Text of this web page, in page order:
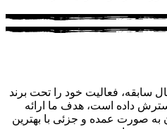
آنلاین آداک پک با 20 سال سابقه، فعالیت خود را تحت برند
داده است، هدف ما ارائه
صورت عمده و جزئی با بهترین